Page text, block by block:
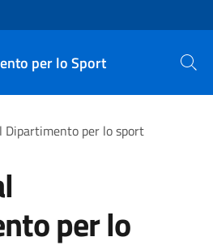
per lo Sport Cerca
Dipartimento per lo sport
per lo